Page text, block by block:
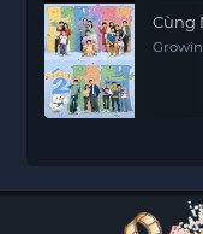
Cùng